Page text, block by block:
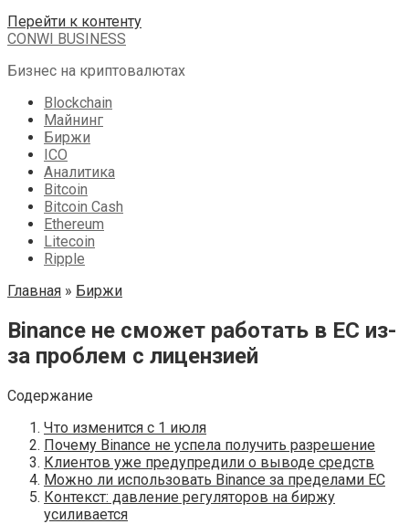
Перейти к контенту
CONWI BUSINESS
Бизнес на криптовалютах
Blockchain
Майнинг
Биржи
ICO
Аналитика
Bitcoin
Bitcoin Cash
Ethereum
Litecoin
Ripple
Главная » Биржи
Binance не сможет работать в ЕС из-
за проблем с лицензией
Содержание
Что изменится с 1 июля
Почему Binance не успела получить разрешение
Клиентов уже предупредили о выводе средств
Можно ли использовать Binance за пределами ЕС
Контекст: давление регуляторов на биржу
усиливается